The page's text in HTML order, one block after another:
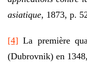
asiatique, 1873, p.
[4] La première
(Dubrovnik) en